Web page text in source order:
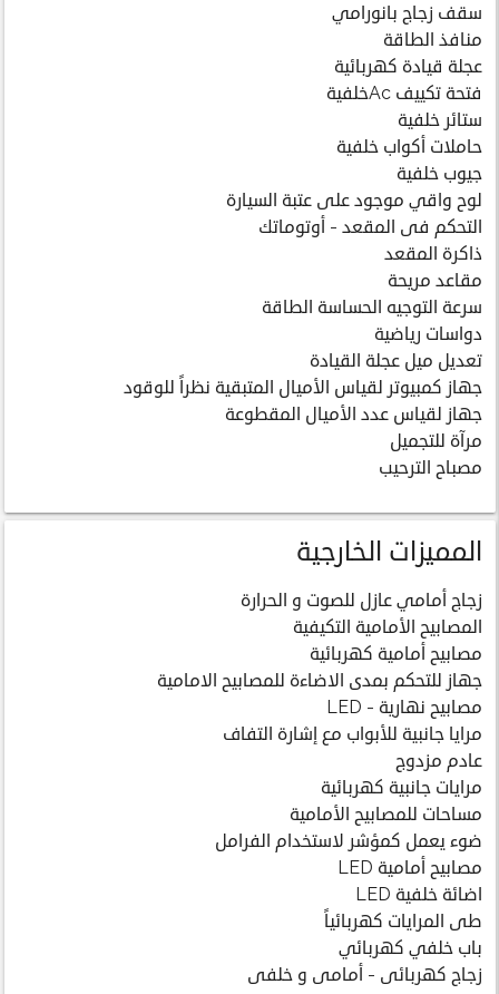
سقف زجاج بانورامي
منافذ الطاقة
عجلة قيادة كهربائية
فتحة تكييف Acخلفية
ستائر خلفية
حاملات أكواب خلفية
جيوب خلفية
لوح واقي موجود على عتبة السيارة
التحكم فى المقعد - أوتوماتك
ذاكرة المقعد
مقاعد مريحة
سرعة التوجيه الحساسة الطاقة
دواسات رياضية
تعديل ميل عجلة القيادة
جهاز كمبيوتر لقياس الأميال المتبقية نظراً للوقود
جهاز لقياس عدد الأميال المقطوعة
مرآة للتجميل
مصباح الترحيب
المميزات الخارجية
زجاج أمامي عازل للصوت و الحرارة
المصابيح الأمامية التكيفية
مصابيح أمامية كهربائية
جهاز للتحكم بمدى الاضاءة للمصابيح الامامية
مصابيح نهارية - LED
مرايا جانبية للأبواب مع إشارة التفاف
عادم مزدوج
مرايات جانبية كهربائية
مساحات للمصابيح الأمامية
ضوء يعمل كمؤشر لاستخدام الفرامل
مصابيح أمامية LED
اضائة خلفية LED
طى المرايات كهربائياً
باب خلفي كهربائي
زجاج كهربائى - أمامى و خلفى